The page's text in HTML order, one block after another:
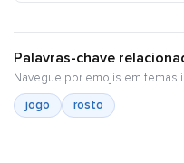
Palavras-chave
Navegue por emojis em temas
jogo
rosto